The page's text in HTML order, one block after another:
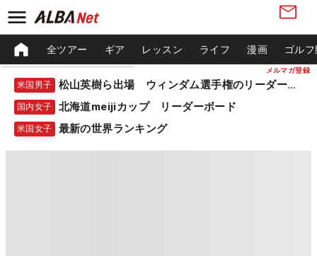
メルマガ登録
全ツアー ギア レッスン ライフ 漫画 ゴル
米国男子 松山英樹ら出場 ウィンダム選手権のリーダーボード
国内女子 北海道meijiカップ リーダーボード
米国女子 最新の世界ランキング